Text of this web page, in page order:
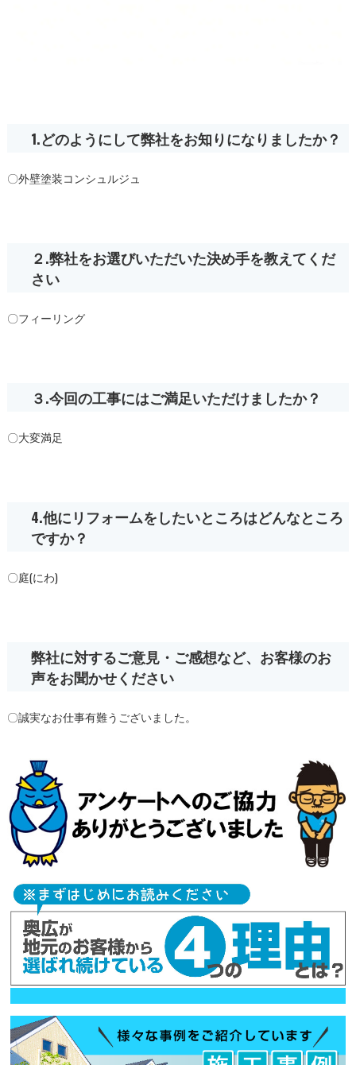
1.どのようにして弊社をお知りになりましたか？
〇外壁塗装コンシュルジュ
２.弊社をお選びいただいた決め手を教えてくだ
さい
〇フィーリング
３.今回の工事にはご満足いただけましたか？
〇大変満足
4.他にリフォームをしたいところはどんなところ
ですか？
〇庭(にわ)
弊社に対するご意見・ご感想など、お客様のお
声をお聞かせください
〇誠実なお仕事有難うございました。